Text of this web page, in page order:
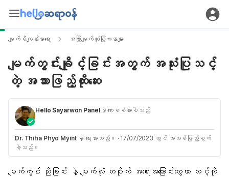
မျက်စိကျန်းမာရေး အခြားမျက်လုံးပြဿနာများ
မျက်တွင်းချိုင့်ခြင်းအတွက် အသုံးပြုသင့်
တဲ့ အသားဖြည့်ထိုးဆေး
Hello Sayarwon Panelမှ ဆေးစစ်ထားပါသည်
Dr. Thiha Phyo Myintမှ ရေးသားသည်။ · 17/07/2023 တွင် အသစ်ဖြည့်စွက်
ခဲ့သည်။
မျက်ကွင်း ညိုခြင်း နဲ့ မျက်လုံး တဝိုက် အရေးအကြောင်းတွေဟာ သင့်ကို